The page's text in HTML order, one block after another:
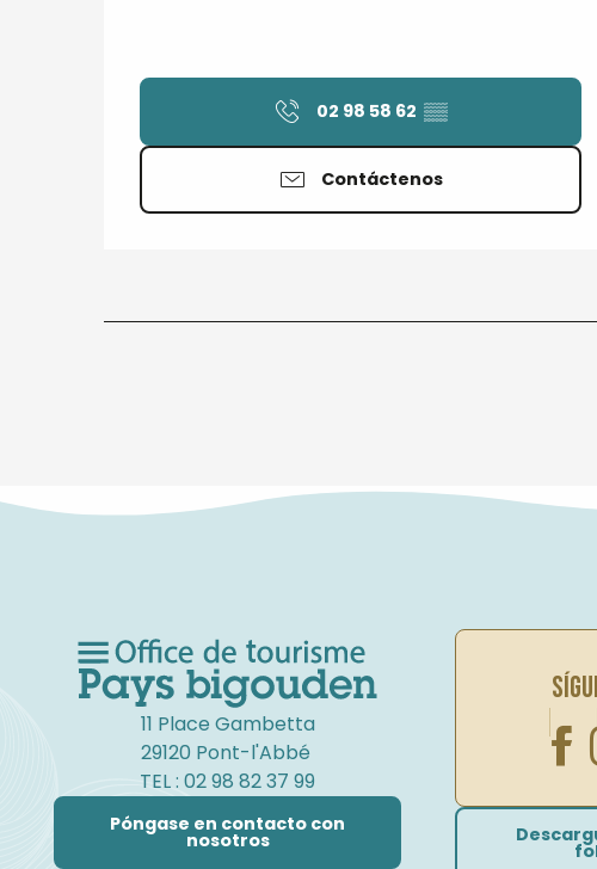
02 98 58 62 ▒▒
Contáctenos
11 Place Gambetta
29120 Pont-l'Abbé
TEL : 02 98 82 37 99
Póngase en contacto con
nosotros